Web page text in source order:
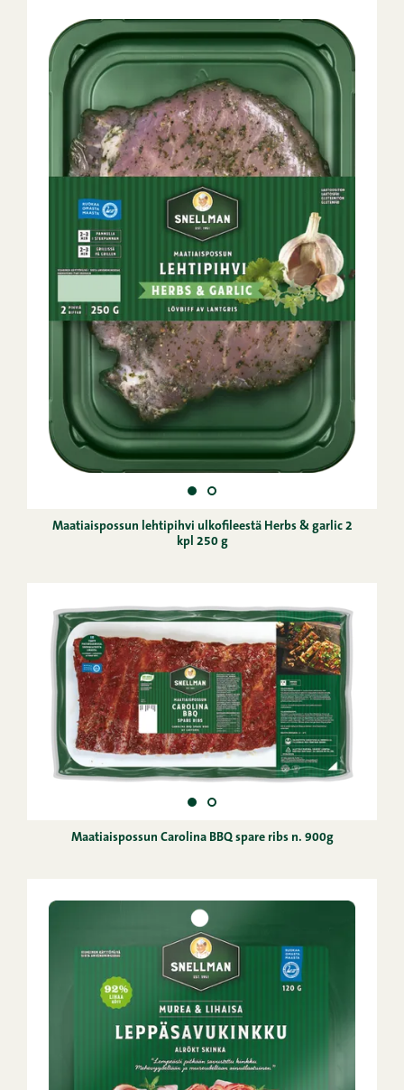
Maatiaispossun lehtipihvi ulkofileestä Herbs & garlic 2
kpl 250 g
Maatiaispossun Carolina BBQ spare ribs n. 900g